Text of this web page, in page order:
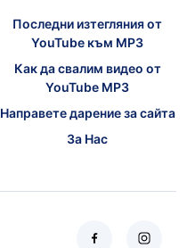
Последни изтегляния от
YouTube към MP3
Как да свалим видео от
YouTube MP3
Направете дарение за сайта
За Нас